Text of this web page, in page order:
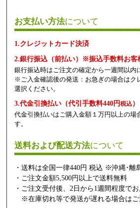
お支払い方法について
1.クレジットカード決済
2.銀行振込（前払い）※振込手数料お客
銀行振込時はご注文の確定から一週間以内
※ご入金確認後の発送：お急ぎの場合はク
選択ください。
3.代金引換払い（代引手数料440円税込）
代金引換払いはご購入金額１万円以上の場
す。
送料および配送方法について
・送料は全国一律440円 税込 ※沖縄･離
・ご注文金額5,500円以上で送料無料
・ご注文受付後、2日から1週間程度でお
※在庫切れ等で発送が遅れる場合はご